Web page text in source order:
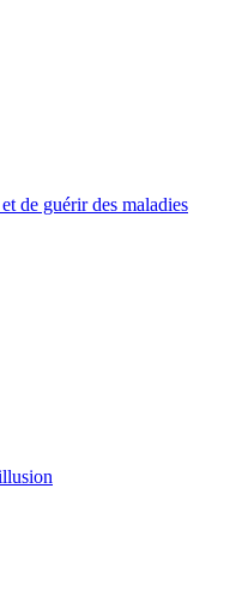
de guérir des maladies